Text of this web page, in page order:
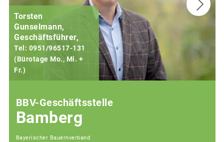
Torsten
Gunselmann,
Geschäftsführer,
Tel: 0951/96517-131
(Bürotage Mo., Mi. +
Fr.)
BBV-Geschäftsstelle
Bamberg
Bayerischer Bauernverband